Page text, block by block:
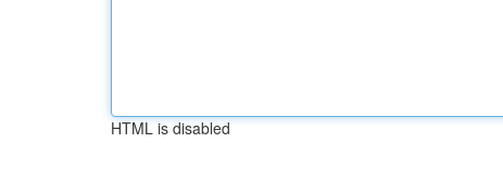
HTML is disabled